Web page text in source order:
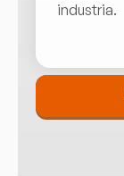
industria.